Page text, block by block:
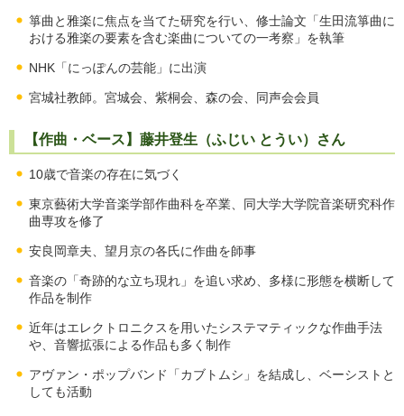
箏曲と雅楽に焦点を当てた研究を行い、修士論文「生田流箏曲に
おける雅楽の要素を含む楽曲についての一考察」を執筆
NHK「にっぽんの芸能」に出演
宮城社教師。宮城会、紫桐会、森の会、同声会会員
【作曲・ベース】藤井登生（ふじい とうい）さん
10歳で音楽の存在に気づく
東京藝術大学音楽学部作曲科を卒業、同大学大学院音楽研究科作
曲専攻を修了
安良岡章夫、望月京の各氏に作曲を師事
音楽の「奇跡的な立ち現れ」を追い求め、多様に形態を横断して
作品を制作
近年はエレクトロニクスを用いたシステマティックな作曲手法
や、音響拡張による作品も多く制作
アヴァン・ポップバンド「カブトムシ」を結成し、ベーシストと
しても活動